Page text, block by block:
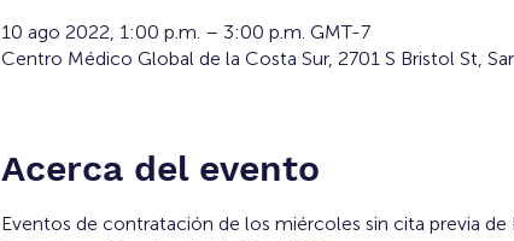
10 ago 2022, 1:00 p.m. – 3:00 p.m. GMT-7
Centro Médico Global de la Costa Sur, 2701 S Bristol St,
Acerca del evento
Eventos de contratación de los miércoles sin cita previa de